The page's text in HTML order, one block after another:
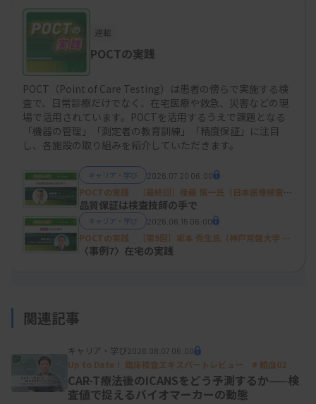
の混入や溶血といった典型的なトラブル事例を取り
上げ、誤処置を防ぐためのデータの見方についても
指導しています。資料は手術室内の検査室に常備
し、機器のそばには簡易マニュアルを配置して、研
修医や新人看護師でも操作できる環境を整えていま
す。麻酔科医には異常データが出た際に資料を示し
ながら説明し、誤処置につながらないよう日常的に
注意喚起を行っています。
ただ、教育の中心は手術室に限られており、全診療
科における継続的な教育体制はまだ整備されていま
せん。実際に、血液ガス装置の電源切断やプローブ
おり、今後は手術室での取り組みを基盤として全診
さらに高めていく必要があると考えています。
連載
POCTの実践
POCT（Point of Care Testing）は患者の傍らで実施する検
査で、日常診療だけでなく、在宅医療や救急、災害などの現
場で活用されています。POCTを活用するうえで課題となる
「機器の管理」「測定者の教育訓練」「精度保証」に注目
し、各施設の取り組みを紹介していただきます。
キャリア・学び 2026.07.20 06:00
POCTの実践 ［最終回］後藤 慎一氏（日本医療検査科
学会POC技術委員会 委員長／春日井市民病院 経営戦略
室）
品質保証は検査技師の手で
キャリア・学び 2026.06.15 06:00
POCTの実践 ［第9回］坂本 秀生氏（神戸常盤大学 保
健科学部 医療検査学科）
〈事例7〉在宅の実践
関連記事
キャリア・学び2026.08.07 06:00
Up to Date！ 臨床検査エキスパートレビュー # 輸血02
CAR-T療法後のICANSをどう予測するか——検
査値で捉えるバイオマーカーの動態